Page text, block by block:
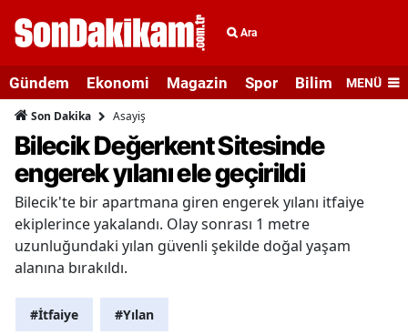
Ara
Gündem Ekonomi Magazin Spor Bilim veMENÜ
Son Dakika Asayiş
Bilecik Değerkent Sitesinde
engerek yılanı ele geçirildi
Bilecik'te bir apartmana giren engerek yılanı itfaiye
ekiplerince yakalandı. Olay sonrası 1 metre
uzunluğundaki yılan güvenli şekilde doğal yaşam
alanına bırakıldı.
#İtfaiye #Yılan